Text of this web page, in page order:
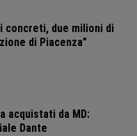
concreti, due milioni di
di Piacenza”
acquistati da MD:
Dante